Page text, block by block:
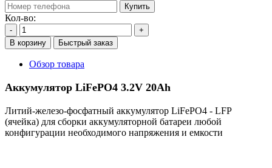
Купить
Кол-во:
-
+
В корзину
Быстрый заказ
Обзор товара
Аккумулятор LiFePO4 3.2V 20Ah
Литий-железо-фосфатный аккумулятор LiFePO4 - LFP
(ячейка) для сборки аккумуляторной батареи любой
конфигурации необходимого напряжения и емкости